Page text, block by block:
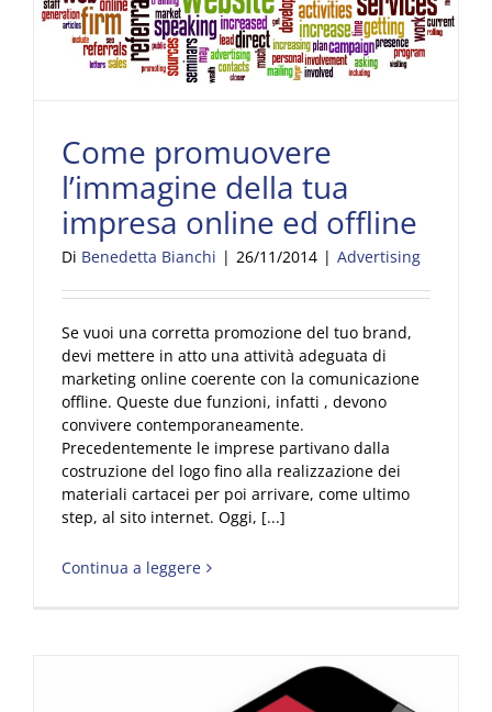
Come promuovere
l’immagine della tua
impresa online ed offline
Di Benedetta Bianchi | 26/11/2014 | Advertising
Se vuoi una corretta promozione del tuo brand,
devi mettere in atto una attività adeguata di
marketing online coerente con la comunicazione
offline. Queste due funzioni, infatti , devono
convivere contemporaneamente.
Precedentemente le imprese partivano dalla
costruzione del logo fino alla realizzazione dei
materiali cartacei per poi arrivare, come ultimo
step, al sito internet. Oggi, [...]
Continua a leggere